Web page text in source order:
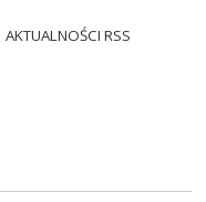
AKTUALNOŚCI RSS